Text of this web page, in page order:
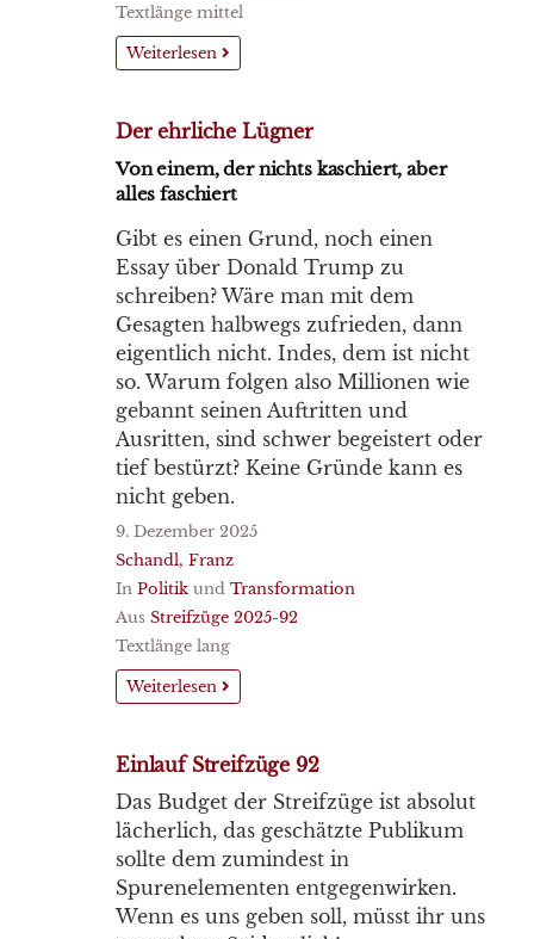
Textlänge mittel
Weiterlesen
Der ehrliche Lügner
Von einem, der nichts kaschiert, aber
alles faschiert
Gibt es einen Grund, noch einen
Essay über Donald Trump zu
schreiben? Wäre man mit dem
Gesagten halbwegs zufrieden, dann
eigentlich nicht. Indes, dem ist nicht
so. Warum folgen also Millionen wie
gebannt seinen Auftritten und
Ausritten, sind schwer begeistert oder
tief bestürzt? Keine Gründe kann es
nicht geben.
9. Dezember 2025
Schandl, Franz
In Politik und Transformation
Aus Streifzüge 2025-92
Textlänge lang
Weiterlesen
Einlauf Streifzüge 92
Das Budget der Streifzüge ist absolut
lächerlich, das geschätzte Publikum
sollte dem zumindest in
Spurenelementen entgegenwirken.
Wenn es uns geben soll, müsst ihr uns